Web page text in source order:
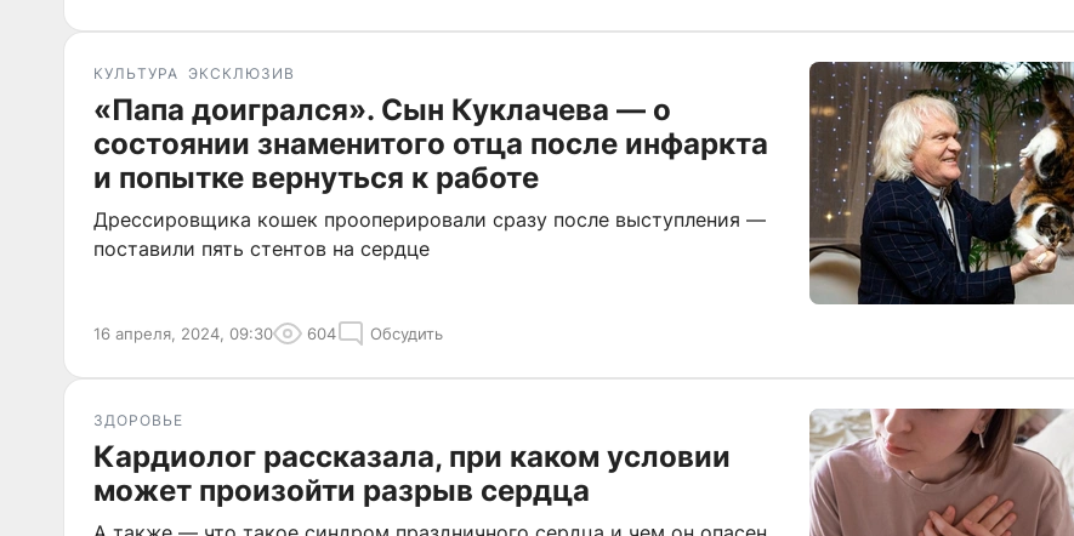
КУЛЬТУРА ЭКСКЛЮЗИВ
«Папа доигрался». Сын Куклачева — о
состоянии знаменитого отца после инфаркта
и попытке вернуться к работе
Дрессировщика кошек прооперировали сразу после выступления —
поставили пять стентов на сердце
16 апреля, 2024, 09:30 604 Обсудить
ЗДОРОВЬЕ
Кардиолог рассказала, при каком условии
может произойти разрыв сердца